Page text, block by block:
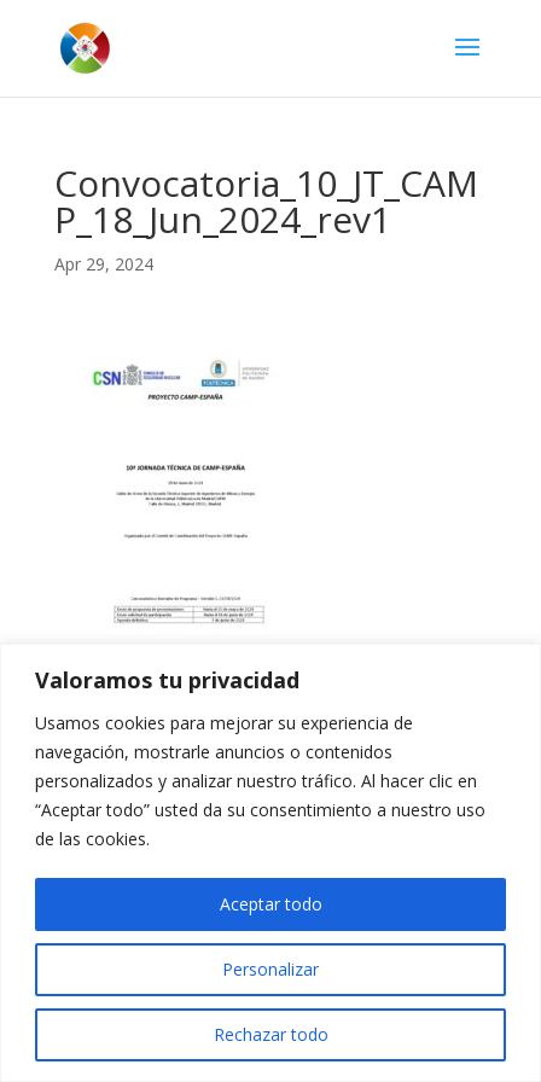
Valoramos tu privacidad
Usamos cookies para mejorar su experiencia de
navegación, mostrarle anuncios o contenidos
personalizados y analizar nuestro tráfico. Al hacer clic en
“Aceptar todo” usted da su consentimiento a nuestro uso
de las cookies.
Personalizar
Rechazar todo
Aceptar todo
Convocatoria_10_JT_CAM
P_18_Jun_2024_rev1
Apr 29, 2024